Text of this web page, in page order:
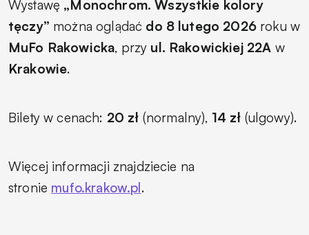
Wystawę „Monochrom. Wszystkie kolory
tęczy” można oglądać do 8 lutego 2026roku w
MuFo Rakowicka, przy ul. Rakowickiej 22A w
Krakowie.
Bilety w cenach: 20 zł (normalny), 14 zł (ulgowy).
Więcej informacji znajdziecie na
stronie mufo.krakow.pl.